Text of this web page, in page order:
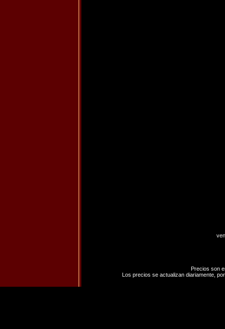
Precios son
Los precios se actualizan diariamente,